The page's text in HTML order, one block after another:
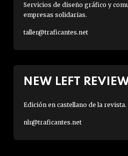
Servicios de diseño gráfico y
empresas solidarias.
taller@traficantes.net
NEW LEFT
Edición en castellano de la revista.
nlr@traficantes.net